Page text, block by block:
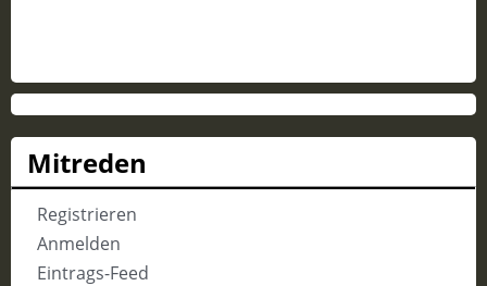
Mitreden
Registrieren
Anmelden
Eintrags-Feed